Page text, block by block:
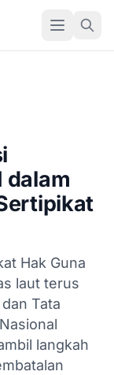
dalam
Hak Guna
laut terus
Tata
langkah